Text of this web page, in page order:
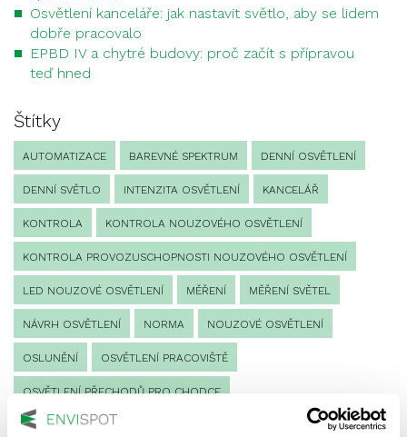
Osvětlení kanceláře: jak nastavit světlo, aby se lidem
dobře pracovalo
EPBD IV a chytré budovy: proč začít s přípravou
teď hned
Štítky
AUTOMATIZACE BAREVNÉ SPEKTRUM DENNÍ OSVĚTLENÍ
DENNÍ SVĚTLO INTENZITA OSVĚTLENÍ KANCELÁŘ
KONTROLA KONTROLA NOUZOVÉHO OSVĚTLENÍ
KONTROLA PROVOZUSCHOPNOSTI NOUZOVÉHO OSVĚTLENÍ
LED NOUZOVÉ OSVĚTLENÍ MĚŘENÍ MĚŘENÍ SVĚTEL
NÁVRH OSVĚTLENÍ NORMA NOUZOVÉ OSVĚTLENÍ
OSLUNĚNÍ OSVĚTLENÍ PRACOVIŠTĚ
OSVĚTLENÍ PŘECHODŮ PRO CHODCE
OSVĚTLENÍ SPORTOVIŠŤ